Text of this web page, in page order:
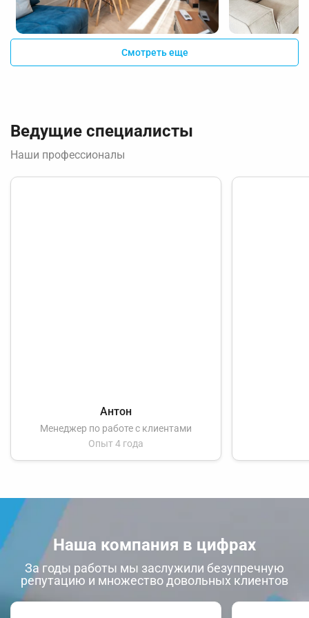
Смотреть еще
Ведущие специалисты
Наши профессионалы
Антон
Менеджер по работе с клиентами
Опыт 4 года
Наша компания в цифрах
За годы работы мы заслужили безупречную
репутацию и множество довольных клиентов